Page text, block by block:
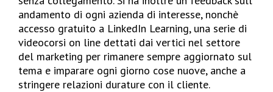
andamento di ogni azienda di interesse, nonchè
accesso gratuito a LinkedIn Learning, una serie di
videocorsi on line dettati dai vertici nel settore
del marketing per rimanere sempre aggiornato sul
tema e imparare ogni giorno cose nuove, anche a
stringere relazioni durature con il cliente.